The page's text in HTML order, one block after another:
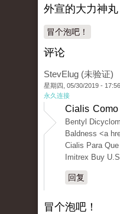
外宣的大力神丸
冒个泡吧！
评论
StevElug (未验证)
星期四, 05/30/2019 - 17:56
永久连接
Cialis
Bentyl
Baldness <a
Cialis Para
Imitrex Buy
回复
冒个泡吧！